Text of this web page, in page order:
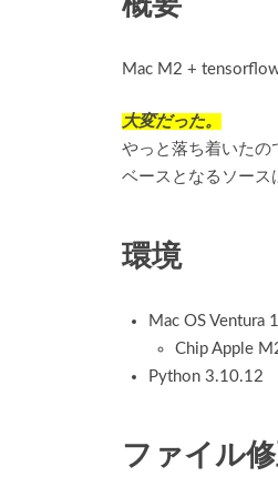
Mac M2 +
大変だった。
やっと落ち着いたの
ベースとなるソース
環境
Mac OS Ventura
Chip Apple
Python 3.10.12
ファイル